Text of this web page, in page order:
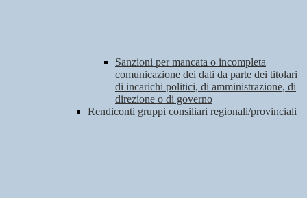
Sanzioni per mancata o incompleta
comunicazione dei dati da parte dei titolari
di incarichi politici, di amministrazione, di
direzione o di governo
Rendiconti gruppi consiliari regionali/provinciali